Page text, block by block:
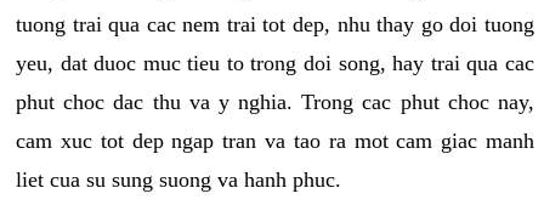
tuong trai qua cac nem trai tot dep, nhu thay go doi tuong
yeu, dat duoc muc tieu to trong doi song, hay trai qua cac
phut choc dac thu va y nghia. Trong cac phut choc nay,
cam xuc tot dep ngap tran va tao ra mot cam giac manh
liet cua su sung suong va hanh phuc.